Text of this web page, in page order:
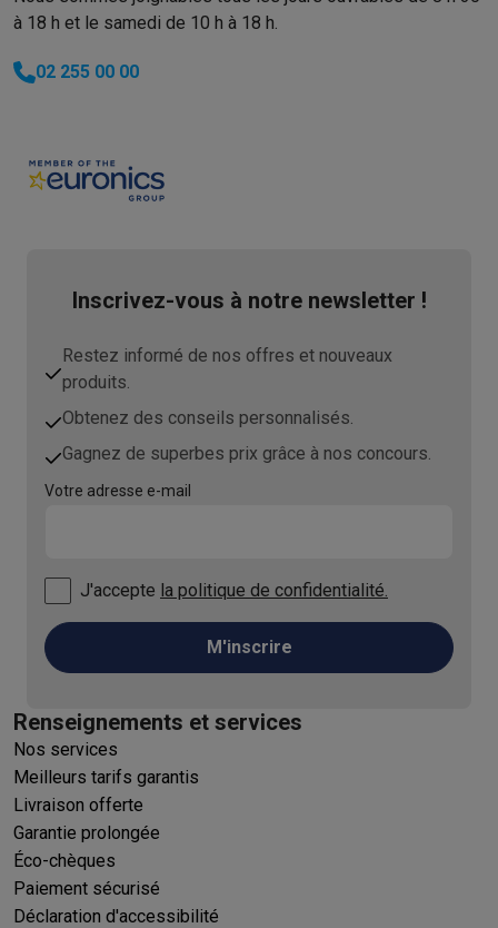
à 18 h et le samedi de 10 h à 18 h.
02 255 00 00
Inscrivez-vous à notre newsletter !
Restez informé de nos offres et nouveaux
produits.
Obtenez des conseils personnalisés.
Gagnez de superbes prix grâce à nos concours.
Votre adresse e-mail
J'accepte la politique de confidentialité.
M'inscrire
Renseignements et services
Nos services
Meilleurs tarifs garantis
Livraison offerte
Garantie prolongée
Éco-chèques
Paiement sécurisé
Déclaration d'accessibilité